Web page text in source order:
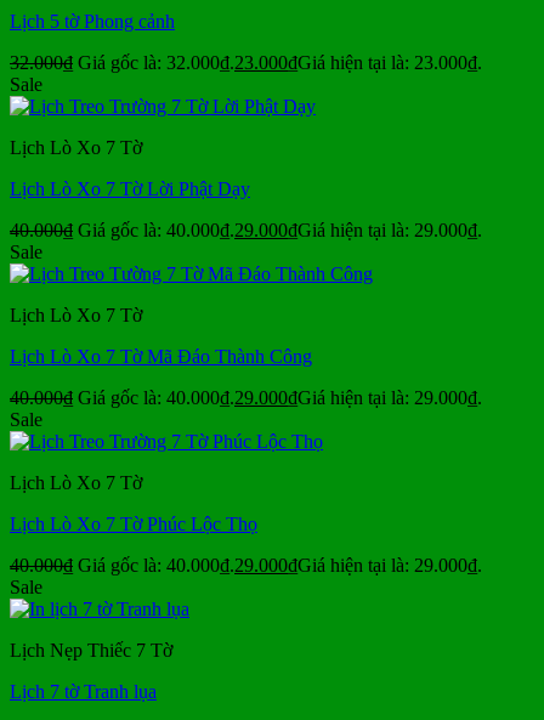
Lịch 5 tờ Phong cảnh
32.000₫ Giá gốc là: 32.000₫.23.000₫Giá hiện tại là: 23.000₫.
Sale
Lịch Lò Xo 7 Tờ
Lịch Lò Xo 7 Tờ Lời Phật Dạy
40.000₫ Giá gốc là: 40.000₫.29.000₫Giá hiện tại là: 29.000₫.
Sale
Lịch Lò Xo 7 Tờ
Lịch Lò Xo 7 Tờ Mã Đáo Thành Công
40.000₫ Giá gốc là: 40.000₫.29.000₫Giá hiện tại là: 29.000₫.
Sale
Lịch Lò Xo 7 Tờ
Lịch Lò Xo 7 Tờ Phúc Lộc Thọ
40.000₫ Giá gốc là: 40.000₫.29.000₫Giá hiện tại là: 29.000₫.
Sale
Lịch Nẹp Thiếc 7 Tờ
Lịch 7 tờ Tranh lụa